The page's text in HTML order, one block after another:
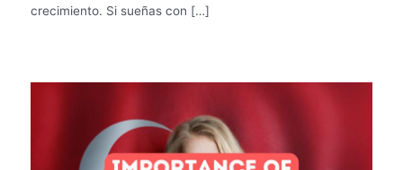
crecimiento. Si sueñas con […]